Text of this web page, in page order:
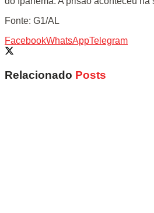
Fonte: G1/AL
FacebookWhatsAppTelegram
Relacionado Posts